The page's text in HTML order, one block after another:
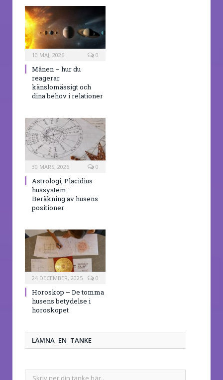
10 MAJ, 2026 0
Månen – hur du
reagerar
känslomässigt och
dina behov i relationer
30 MARS, 2026 0
Astrologi, Placidius
hussystem –
Beräkning av husens
positioner
24 DECEMBER, 2025 0
Horoskop – De tomma
husens betydelse i
horoskopet
LÄMNA EN TANKE